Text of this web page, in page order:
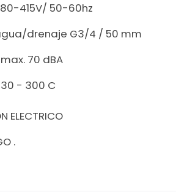
415V/ 50-60hz
drenaje G3/4 / 50 mm
70 dBA
- 300 C
ELECTRICO
.